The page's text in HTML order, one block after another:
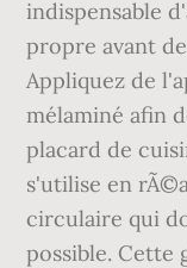
indispensable
propre avant
Appliquez de
mélaminé afin
placard de
s'utilise en
circulaire qui
possible. Cette